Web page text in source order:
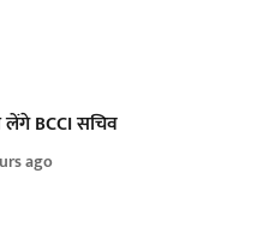
लेंगे BCCI सचिव
ago